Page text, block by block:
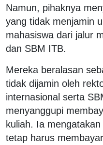
Namun, pihaknya
yang tidak menjamin
mahasiswa dari jalur
dan SBM ITB.
Mereka beralasan
tidak dijamin oleh
internasional serta
menyanggupi
kuliah. Ia
tetap harus